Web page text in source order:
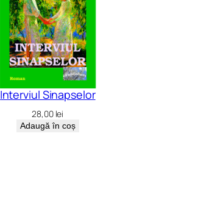
Interviul Sinapselor
28,00 lei
Adaugă în coș